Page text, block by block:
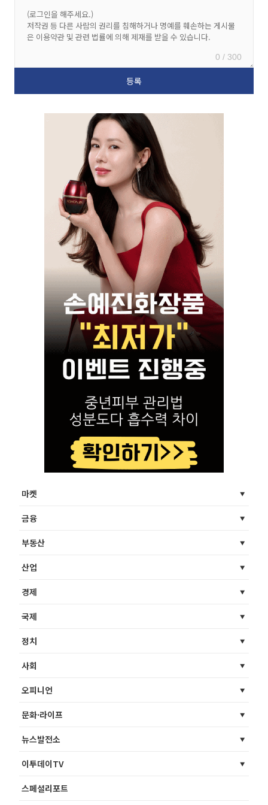
0 / 300
마켓
금융
부동산
산업
경제
국제
정치
사회
오피니언
문화·라이프
뉴스발전소
이투데이TV
스페셜리포트